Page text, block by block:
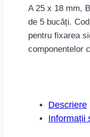
A 25 x 18 mm,
de 5 bucăți.
pentru fixarea
componentelor
Descriere
Informații